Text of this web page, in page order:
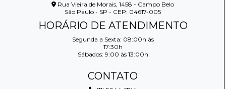
Rua Vieira de Morais, 1458 - Campo Belo
São Paulo - SP - CEP: 04617-005
HORÁRIO DE ATENDIMENTO
Segunda a Sexta: 08:00h às
17:30h
Sábados: 9:00 às 13:00h
CONTATO